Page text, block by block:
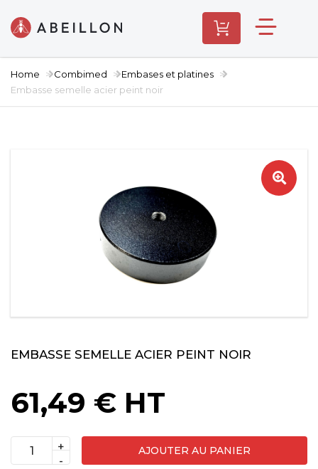
Home Combimed
Embases et platines
Embasse semelle acier peint noir
🔍
EMBASSE SEMELLE ACIER PEINT NOIR
61,49 € HT
quantité
+
-
AJOUTER AU PANIER